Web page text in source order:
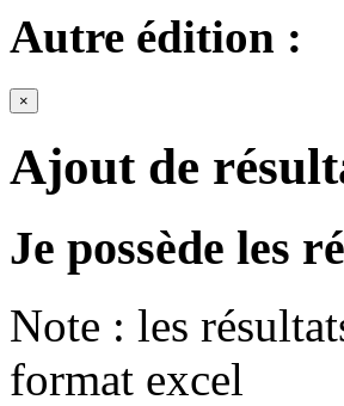
Autre édition :
×
Ajout de
Je possède les
Note : les
format excel